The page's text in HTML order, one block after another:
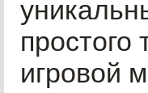
игровой